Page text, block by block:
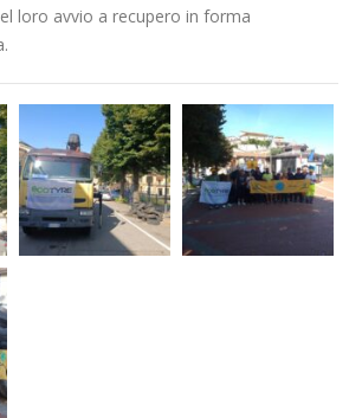
loro avvio a recupero in forma